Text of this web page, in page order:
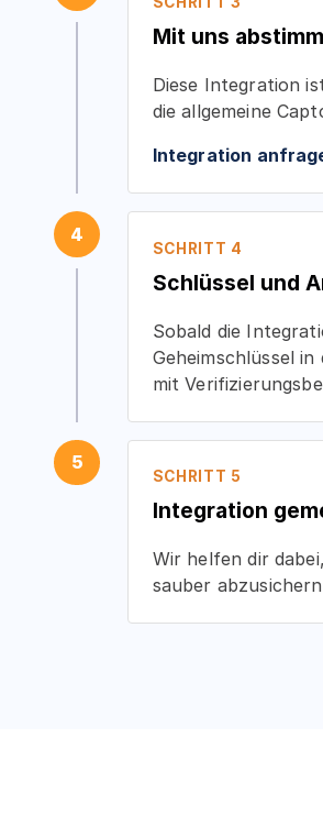
Mit uns
Diese Integration
die allgemeine
Integration
4
SCHRITT 4
Schlüssel und
Sobald die
Geheimschlüssel
mit
5
SCHRITT 5
Integration
Wir helfen dir
sauber